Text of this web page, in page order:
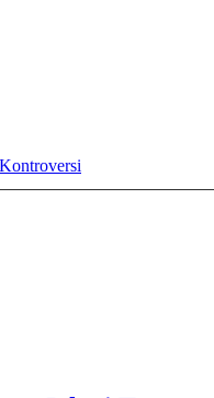
Kontroversi